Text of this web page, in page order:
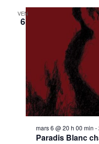
VEN
6
mars 6 @ 20 h 00 min -
Paradis Blanc